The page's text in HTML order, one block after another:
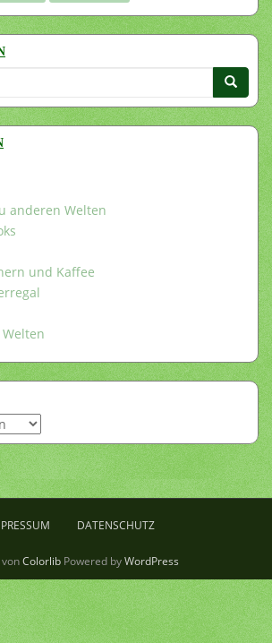
anderen Welten
und Kaffee
DATENSCHUTZ
Colorlib Powered byWordPress